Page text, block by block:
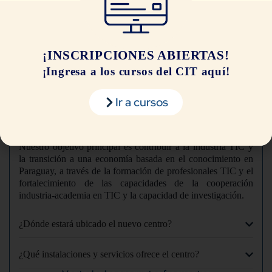
Cursos Especiales (Excel y
Quality Assurance)
Preguntas Frecuentes
¿Cuál es el objetivo principal del Centro de Innovación
Nuestro objetivo principal es contribuir a la industria TIC y
la transición a una economía basada en el conocimiento en
Paraguay, a través de la formación de profesionales TIC y el
fortalecimiento de las capacidades de la cooperación
industria-academia en TIC y la capacidad de investigación.
¿Dónde estará ubicado el nuevo centro?
¿Qué instalaciones y servicios ofrece el centro?
¡INSCRIPCIONES ABIERTAS!
¡Ingresa a los cursos del CIT aquí!
Ir a cursos